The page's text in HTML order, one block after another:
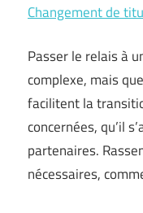
Changement de
Passer le relais à
complexe, mais
facilitent la
concernées, qu’il
partenaires.
nécessaires,